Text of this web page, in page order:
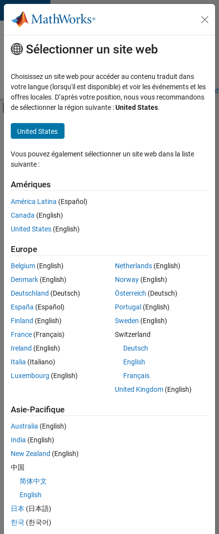
Passer au contenu
Votre
carrière
chez
Accueil Explorer nos opportunités Adresses de nos bureaux
Activer/désactiver l'affichage du menu
Contenu principal
FILTRER PAR
Ventes pour l'éducation
Communication marketing
Services marketing
Actuellement,
aucune
offre
d'emploi
correspondant
à vos
critères
de
recherche.
Vous
pouvez
élargir
votre
recherche
ou
afficher
l’ensemble
d'emploi.
malgré
tout
vous
trouvez
pas
d'offre
corresponde
à vos
Sélectionner un site web
Choisissez un site web pour accéder au contenu traduit dans
votre langue (lorsqu'il est disponible) et voir les événements et les
offres locales. D’après votre position, nous vous recommandons
de sélectionner la région suivante :United States.
United States
Vous pouvez également sélectionner un site web dans la liste
suivante :
Amériques
América Latina (Español)
Canada (English)
United States (English)
Europe
Belgium (English)
Denmark (English)
Deutschland (Deutsch)
España (Español)
Finland (English)
France (Français)
Ireland (English)
Italia (Italiano)
Luxembourg (English)
Netherlands(English)
Norway(English)
Österreich (Deutsch)
Portugal (English)
Sweden (English)
Switzerland
Deutsch
English
Français
United Kingdom(English)
Asie-Pacifique
Australia (English)
India (English)
New Zealand (English)
中国
简体中文
English
日本 (日本語)
한국 (한국어)